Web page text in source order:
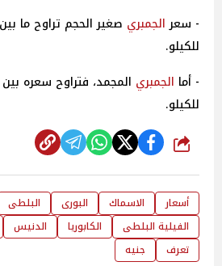
- سعرالجمبري
للكيلو.
- أما الجمبري
للكيلو.
شارك
أسعار الاسماك البورى البلطى
الفيلية البلطى
الكابوريا الدنيس
تعرف
جنيه